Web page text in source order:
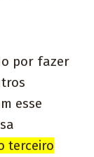
por fazer
esse
terceiro